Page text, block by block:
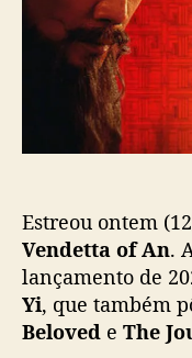
Estreou ontem
Vendetta of An.
lançamento de
Yi, que também
Beloved e The